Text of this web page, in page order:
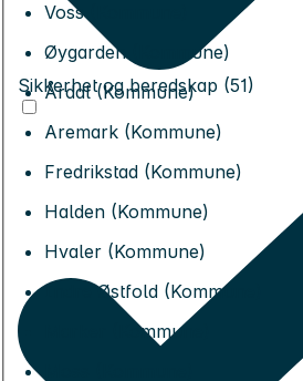
Voss (Kommune)
Øygarden (Kommune)
Årdal (Kommune)
Aremark (Kommune)
Fredrikstad (Kommune)
Halden (Kommune)
Hvaler (Kommune)
Indre Østfold (Kommune)
Marker (Kommune)
Sikkerhet og beredskap (51)